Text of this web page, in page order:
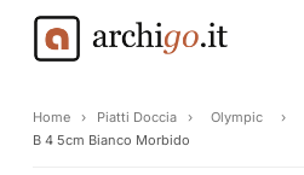
contentHome › Piatti Doccia › Olympic ›
B 4 5cm Bianco Morbido